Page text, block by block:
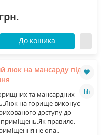
До кошика
люк на мансарду під
та мансардних
на горище виконує
доступу до
правило,
не опа..